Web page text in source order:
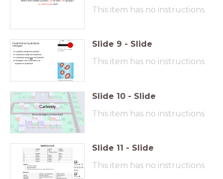
Heeft een molecuul een-OHof een-NHgroep?
-->Hydrofielestof
This item has no instructions
Hydrofiel en hydrofoob
mengen
Hydrofiel mengt met hydrofiel
Hydrofoob mengt met hydrofoob
Hydrofoob mengt nietmet hydrofiel
Emulgator: een combinatie van
hydrofiel en hydrofoob
Slide 9 - Slide
This item has no instructions
Carbonity
Bouw je eigen carbon stad
Slide 10 - Slide
This item has no instructions
7.2
Opdr. 11,
12, 13, 14, 15
& 16
7.3
Opdr.
Slide 11 - Slide
This item has no instructions